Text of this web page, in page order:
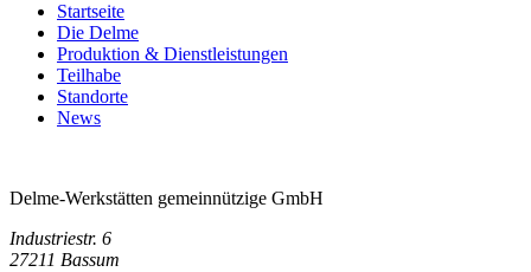
Startseite
Die Delme
Produktion & Dienstleistungen
Teilhabe
Standorte
News
Delme-Werkstätten gemeinnützige GmbH
Industriestr. 6
27211 Bassum